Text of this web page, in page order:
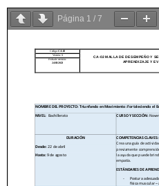
Página 1 / 7